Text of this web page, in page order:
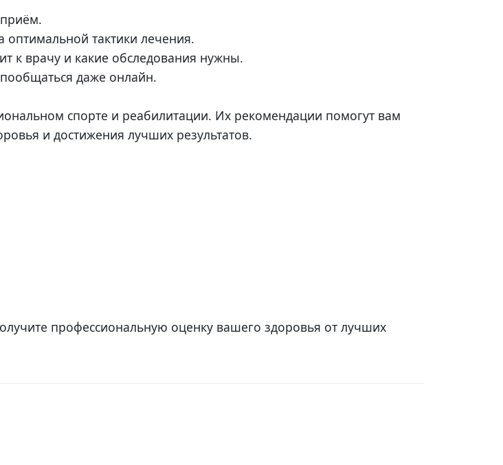
тактики лечения.
к врачу и какие обследования нужны.
даже онлайн.
спорте и реабилитации. Их рекомендации помогут вам
и достижения лучших результатов.
профессиональную оценку вашего здоровья от лучших